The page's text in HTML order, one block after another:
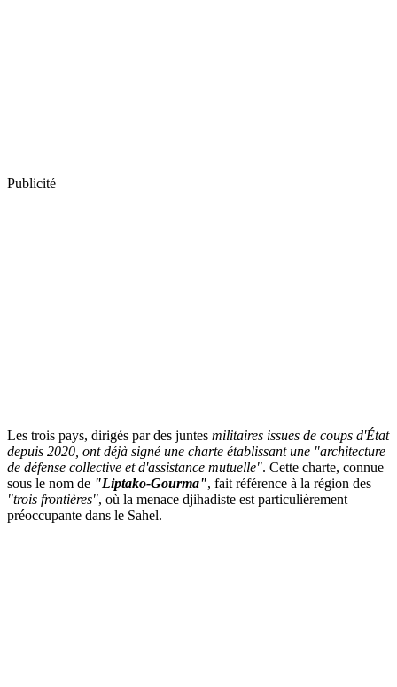
Publicité
Les trois pays, dirigés par des juntes militaires issues de coups d'État
depuis 2020, ont déjà signé une charte établissant une "architecture
de défense collective et d'assistance mutuelle". Cette charte, connue
sous le nom de "Liptako-Gourma", fait référence à la région des
"trois frontières", où la menace djihadiste est particulièrement
préoccupante dans le Sahel.